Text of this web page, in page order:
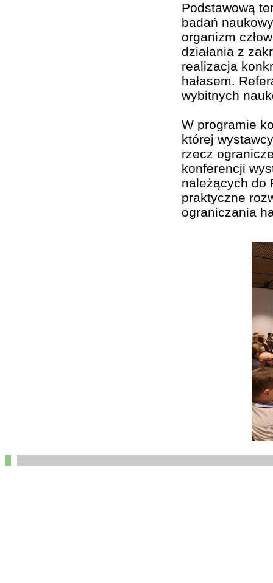
Podstawową
badań
organizm
działania z
realizacja
hałasem.
wybitnych
W programie
której
rzecz
konferencji
należących do
praktyczne
ograniczania